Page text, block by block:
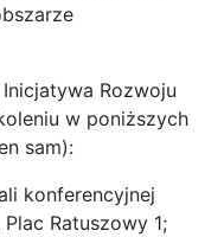
Rozwoju
w poniższych
sam):
konferencyjnej
Ratuszowy 1;